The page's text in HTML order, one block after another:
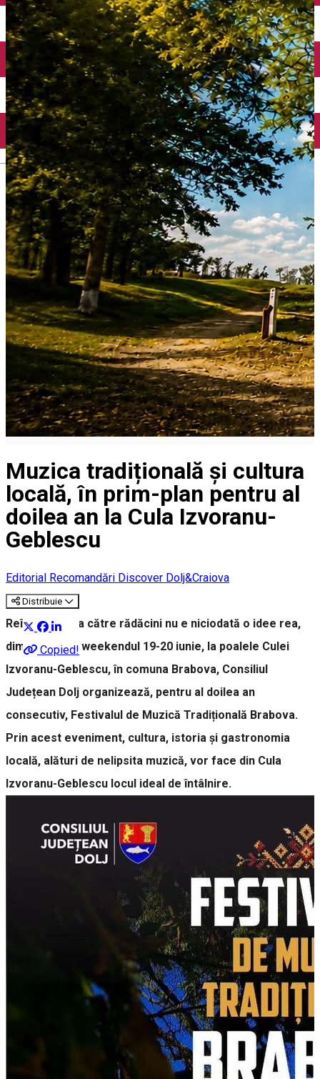
English
Închirieri auto
Închirieri biciclete
Taxi
Încărcare vehicule electrice
Muzica tradițională și cultura
locală, în prim-plan pentru al
doilea an la Cula Izvoranu-
Geblescu
Editorial Recomandări Discover Dolj&Craiova
Distribuie
Copied!
Reîntoarcerea către rădăcini nu e niciodată o idee rea,
dimpotrivă! În weekendul 19-20 iunie, la poalele Culei
Izvoranu-Geblescu, în comuna Brabova, Consiliul
Județean Dolj organizează, pentru al doilea an
consecutiv, Festivalul de Muzică Tradițională Brabova.
Prin acest eveniment, cultura, istoria și gastronomia
locală, alături de nelipsita muzică, vor face din Cula
Izvoranu-Geblescu locul ideal de întâlnire.